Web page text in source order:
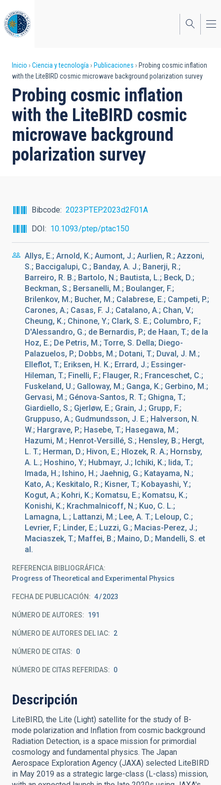
al
contenido
principal
Sobrescribir
enlaces
de
ayuda
a
la
Inicio Ciencia y tecnología Publicaciones
Probing cosmic inflation
with the LiteBIRD cosmic microwave background polarization survey
Probing cosmic inflation
with the LiteBIRD cosmic
microwave background
polarization survey
Bibcode
2023PTEP.2023d2F01A
DOI
10.1093/ptep/ptac150
Allys, E.; Arnold, K.; Aumont, J.; Aurlien, R.; Azzoni,
S.; Baccigalupi, C.; Banday, A. J.; Banerji, R.;
Barreiro, R. B.; Bartolo, N.; Bautista, L.; Beck, D.;
Beckman, S.; Bersanelli, M.; Boulanger, F.;
Brilenkov, M.; Bucher, M.; Calabrese, E.; Campeti, P.;
Carones, A.; Casas, F. J.; Catalano, A.; Chan, V.;
Cheung, K.; Chinone, Y.; Clark, S. E.; Columbro, F.;
D'Alessandro, G.; de Bernardis, P.; de Haan, T.; de la
Hoz, E.; De Petris, M.; Torre, S. Della; Diego-
Palazuelos, P.; Dobbs, M.; Dotani, T.; Duval, J. M.;
Elleflot, T.; Eriksen, H. K.; Errard, J.; Essinger-
Hileman, T.; Finelli, F.; Flauger, R.; Franceschet, C.;
Fuskeland, U.; Galloway, M.; Ganga, K.; Gerbino, M.;
Gervasi, M.; Génova-Santos, R. T.; Ghigna, T.;
Giardiello, S.; Gjerløw, E.; Grain, J.; Grupp, F.;
Gruppuso, A.; Gudmundsson, J. E.; Halverson, N.
W.; Hargrave, P.; Hasebe, T.; Hasegawa, M.;
Hazumi, M.; Henrot-Versillé, S.; Hensley, B.; Hergt,
L. T.; Herman, D.; Hivon, E.; Hlozek, R. A.; Hornsby,
A. L.; Hoshino, Y.; Hubmayr, J.; Ichiki, K.; Iida, T.;
Imada, H.; Ishino, H.; Jaehnig, G.; Katayama, N.;
Kato, A.; Keskitalo, R.; Kisner, T.; Kobayashi, Y.;
Kogut, A.; Kohri, K.; Komatsu, E.; Komatsu, K.;
Konishi, K.; Krachmalnicoff, N.; Kuo, C. L.;
Lamagna, L.; Lattanzi, M.; Lee, A. T.; Leloup, C.;
Levrier, F.; Linder, E.; Luzzi, G.; Macias-Perez, J.;
Maciaszek, T.; Maffei, B.; Maino, D.; Mandelli, S. et
al.
REFERENCIA BIBLIOGRÁFICA
Progress of Theoretical and Experimental Physics
FECHA DE PUBLICACIÓN: 4 2023
NÚMERO DE AUTORES 191
NÚMERO DE AUTORES DEL IAC 2
NÚMERO DE CITAS 0
NÚMERO DE CITAS REFERIDAS 0
Descripción
LiteBIRD, the Lite (Light) satellite for the study of B-
mode polarization and Inflation from cosmic background
Radiation Detection, is a space mission for primordial
cosmology and fundamental physics. The Japan
Aerospace Exploration Agency (JAXA) selected LiteBIRD
in May 2019 as a strategic large-class (L-class) mission,